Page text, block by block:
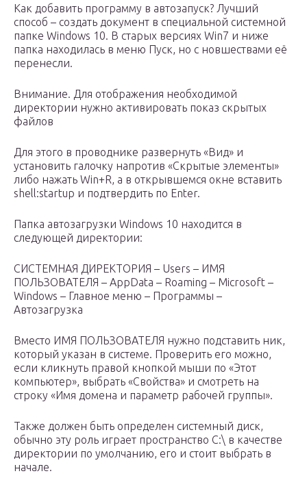
Как добавить программу в автозапуск? Лучший
способ – создать документ в специальной системной
папке Windows 10. В старых версиях Win7 и ниже
папка находилась в меню Пуск, но с новшествами её
перенесли.
Внимание. Для отображения необходимой
директории нужно активировать показ скрытых
файлов
Для этого в проводнике развернуть «Вид» и
установить галочку напротив «Скрытые элементы»
либо нажать Win+R, а в открывшемся окне вставить
shell:startup и подтвердить по Enter.
Папка автозагрузки Windows 10 находится в
следующей директории:
СИСТЕМНАЯ ДИРЕКТОРИЯ – Users – ИМЯ
ПОЛЬЗОВАТЕЛЯ – AppData – Roaming – Microsoft –
Windows – Главное меню – Программы –
Автозагрузка
Вместо ИМЯ ПОЛЬЗОВАТЕЛЯ нужно подставить ник,
который указан в системе. Проверить его можно,
если кликнуть правой кнопкой мыши по «Этот
компьютер», выбрать «Свойства» и смотреть на
строку «Имя домена и параметр рабочей группы».
Также должен быть определен системный диск,
обычно эту роль играет пространство C:\ в качестве
директории по умолчанию, его и стоит выбрать в
начале.